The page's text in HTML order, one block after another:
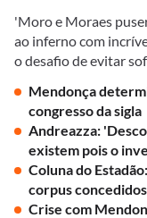
'Moro e Moraes
ao inferno com
o desafio de evitar
Mendonça
congresso da sigla
Andreazza:
existem pois o
Coluna do
corpus
Crise com